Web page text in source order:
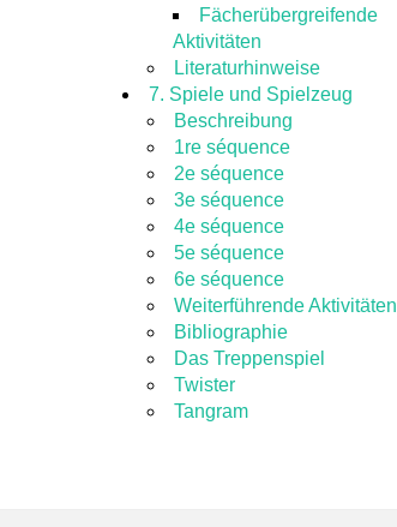
Fächerübergreifende
Aktivitäten
Literaturhinweise
7. Spiele und Spielzeug
Beschreibung
1re séquence
2e séquence
3e séquence
4e séquence
5e séquence
6e séquence
Weiterführende Aktivitäten
Bibliographie
Das Treppenspiel
Twister
Tangram